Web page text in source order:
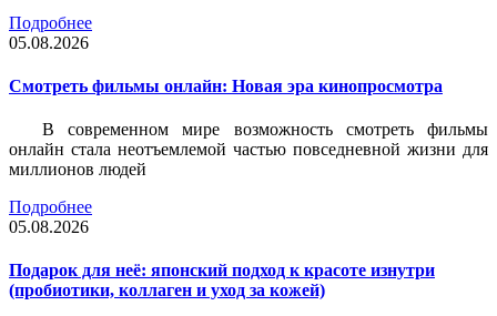
Подробнее
05.08.2026
Смотреть фильмы онлайн: Новая эра кинопросмотра
В современном мире возможность смотреть фильмы
онлайн стала неотъемлемой частью повседневной жизни для
миллионов людей
Подробнее
05.08.2026
Подарок для неё: японский подход к красоте изнутри
(пробиотики, коллаген и уход за кожей)